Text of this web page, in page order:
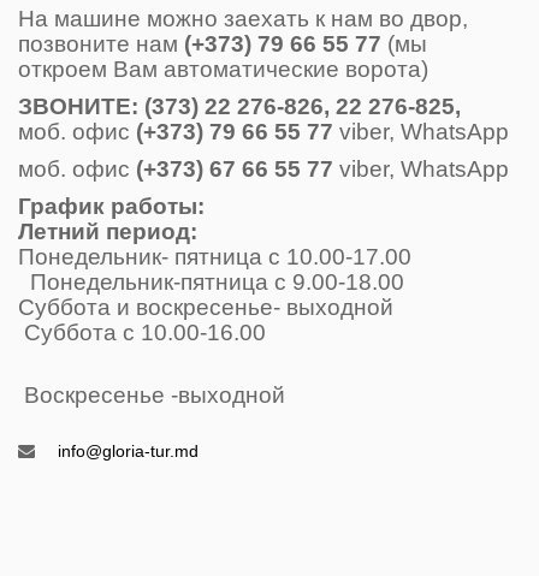
На машине можно заехать к нам во двор,
позвоните нам (+373) 79 66 55 77 (мы
откроем Вам автоматические ворота)
ЗВОНИТE: (373) 22 276-826, 22 276-825,
моб. офис (+373) 79 66 55 77 viber, WhatsApp
моб. офис (+373) 67 66 55 77 viber, WhatsApp
График работы:
Летний период:
Понедельник- пятница с 10.00-17.00
Понедельник-пятница с 9.00-18.00
Суббота и воскресенье- выходной
Суббота с 10.00-16.00
Воскресенье -выходной
info@gloria-tur.md